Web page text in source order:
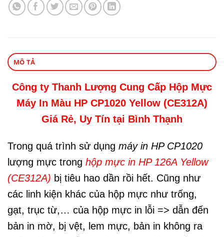
MÔ TẢ
Công ty Thanh Lượng Cung Cấp Hộp Mực
Máy In Màu HP CP1020 Yellow (CE312A)
Giá Rẻ, Uy Tín tại Bình Thạnh
Trong quá trình sử dụng máy in HP CP1020
lượng mực trong hộp mực in HP 126A Yellow
(CE312A) bị tiêu hao dần rồi hết. Cũng như
các linh kiện khác của hộp mực như trống,
gạt, trục từ,… của hộp mực in lỗi => dẫn đến
bản in mờ, bị vệt, lem mực, bản in không ra